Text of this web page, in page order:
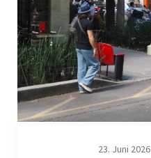
23. Juni 2026